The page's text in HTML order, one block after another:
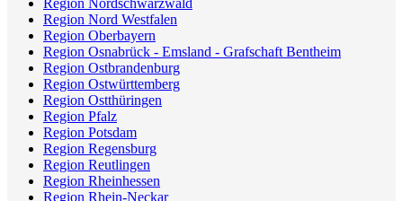
Region Nordschwarzwald
Region Nord Westfalen
Region Oberbayern
Region Osnabrück - Emsland - Grafschaft Bentheim
Region Ostbrandenburg
Region Ostwürttemberg
Region Ostthüringen
Region Pfalz
Region Potsdam
Region Regensburg
Region Reutlingen
Region Rheinhessen
Region Rhein-Neckar